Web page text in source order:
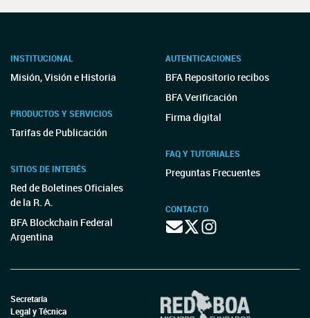
INSTITUCIONAL
Misión, Visión e Historia
PRODUCTOS Y SERVICIOS
Tarifas de Publicación
SITIOS DE INTERÉS
Red de Boletines Oficiales
de la R. A.
BFA Blockchain Federal
Argentina
AUTENTICACIONES
BFA Repositorio recibos
BFA Verificación
Firma digital
FAQ Y TUTORIALES
Preguntas Frecuentes
CONTACTO
Secretaría
Legal y Técnica